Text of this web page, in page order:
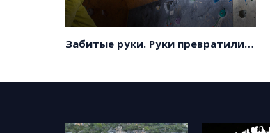
Забитые руки. Руки превратились в камень.